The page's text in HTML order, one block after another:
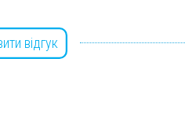
відгук